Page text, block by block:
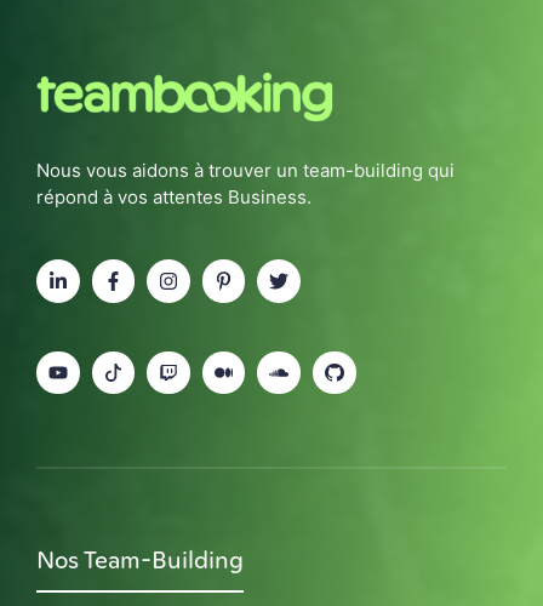
Nous vous aidons à trouver un team-building qui
répond à vos attentes Business.
Nos Team-Building